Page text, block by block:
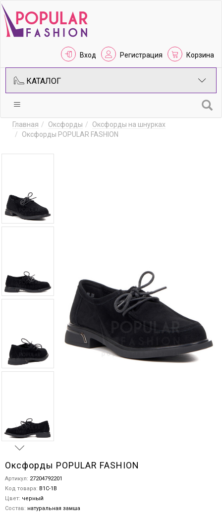
Вход Регистрация Корзина
КАТАЛОГ
Главная Оксфорды
Оксфорды на шнурках
Оксфорды POPULAR FASHION
Оксфорды POPULAR FASHION
Артикул: 27204792201
Код товара: B1C-1B
Цвет: черный
Состав: натуральная замша